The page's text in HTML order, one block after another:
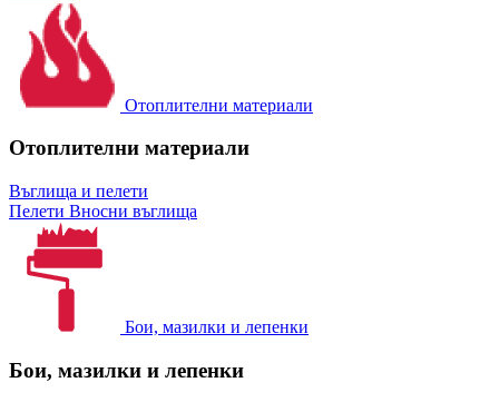
Отоплителни материали
Отоплителни материали
Въглища и пелети
Пелети Вносни въглища
Бои, мазилки и лепенки
Бои, мазилки и лепенки